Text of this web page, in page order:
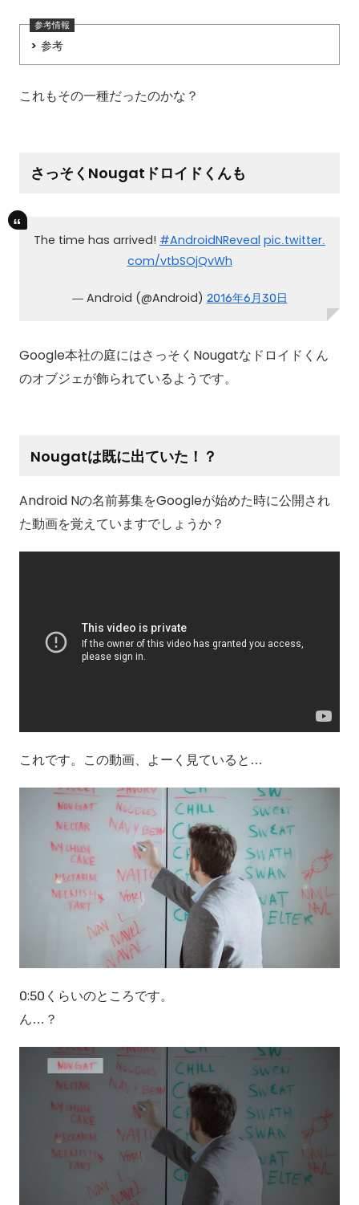
参考
これもその一種だったのかな？
さっそくNougatドロイドくんも
The time has arrived! #AndroidNReveal pic.twitter.
com/vtbSOjQvWh
— Android (@Android) 2016年6月30日
Google本社の庭にはさっそくNougatなドロイドくん
のオブジェが飾られているようです。
Nougatは既に出ていた！？
Android Nの名前募集をGoogleが始めた時に公開され
た動画を覚えていますでしょうか？
これです。この動画、よーく見ていると…
0:50くらいのところです。
ん…？